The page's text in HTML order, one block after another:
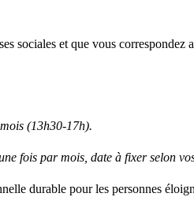
sociales et que vous
(13h30-17h).
fois par mois, date à fixer selon
durable pour les personnes